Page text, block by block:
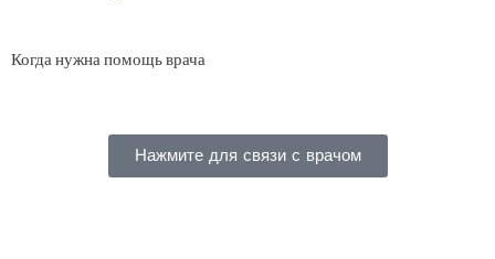
Когда нужна помощь врача
Нажмите для связи с врачом